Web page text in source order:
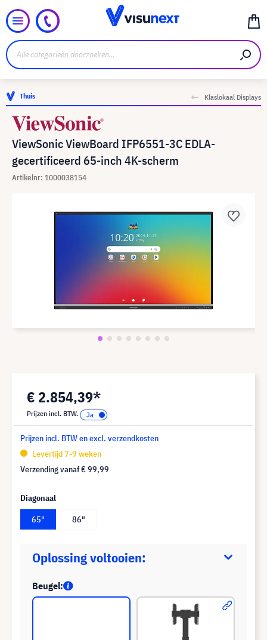
Thuis Klaslokaal Displays
ViewSonic ViewBoard IFP6551-3C EDLA-
gecertificeerd 65-inch 4K-scherm
Artikelnr: 1000038154
€ 2.854,39*
Prijzen incl. BTW.
Prijzen incl. BTW en excl. verzendkosten
Levertijd 7-9 weken
Verzending vanaf€ 99,99
Diagonaal
65"
86"
Oplossing voltooien:
Beugel: